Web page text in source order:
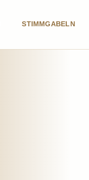
STIMMGABELN